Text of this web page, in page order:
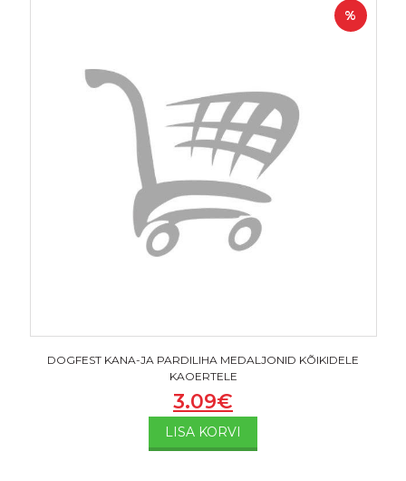
%
DOGFEST KANA-JA PARDILIHA MEDALJONID KÕIKIDELE
KAOERTELE
3.09€
LISA KORVI